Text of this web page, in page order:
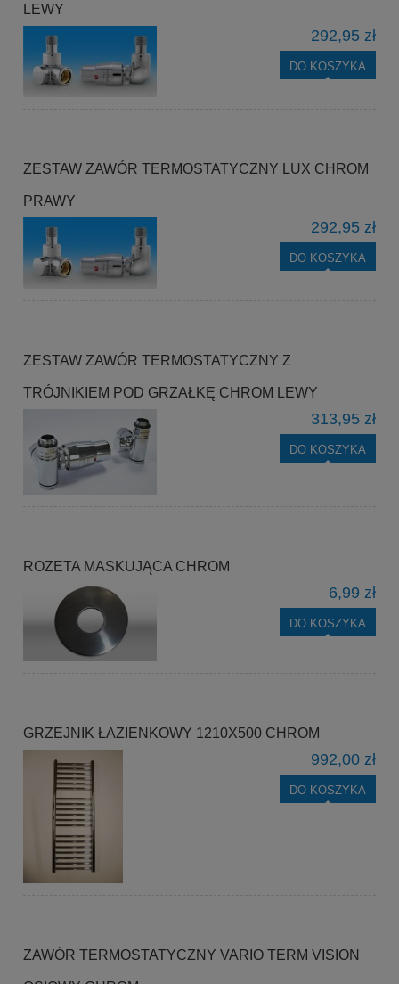
LEWY
292,95 zł
DO KOSZYKA
ZESTAW ZAWÓR TERMOSTATYCZNY LUX CHROM
PRAWY
292,95 zł
DO KOSZYKA
ZESTAW ZAWÓR TERMOSTATYCZNY Z
TRÓJNIKIEM POD GRZAŁKĘ CHROM LEWY
313,95 zł
DO KOSZYKA
ROZETA MASKUJĄCA CHROM
6,99 zł
DO KOSZYKA
GRZEJNIK ŁAZIENKOWY 1210X500 CHROM
992,00 zł
DO KOSZYKA
ZAWÓR TERMOSTATYCZNY VARIO TERM VISION